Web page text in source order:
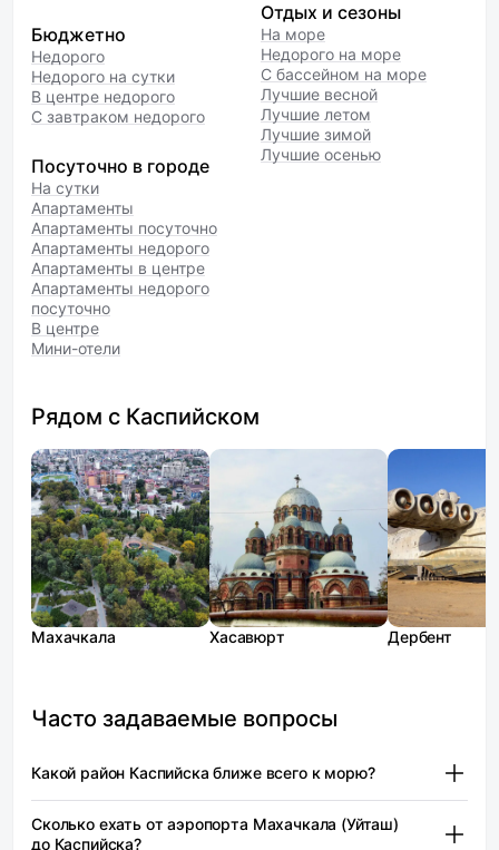
Бюджетно
Недорого
Недорого на сутки
В центре недорого
С завтраком недорого
Посуточно в городе
На сутки
Апартаменты
Апартаменты посуточно
Апартаменты недорого
Апартаменты в центре
Апартаменты недорого
посуточно
В центре
Мини-отели
Отдых и сезоны
На море
Недорого на море
С бассейном на море
Лучшие весной
Лучшие летом
Лучшие зимой
Лучшие осенью
Рядом с Каспийском
Махачкала Хасавюрт Дербент
Часто задаваемые вопросы
Какой район Каспийска ближе всего к морю?
(северо‑востоке) города, у берега Каспийского моря.
Сколько ехать от аэропорта Махачкала (Уйташ)
до Каспийска?